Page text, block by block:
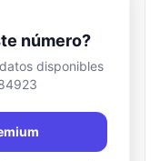
Desconocido
Desconocido
número?
disponibles